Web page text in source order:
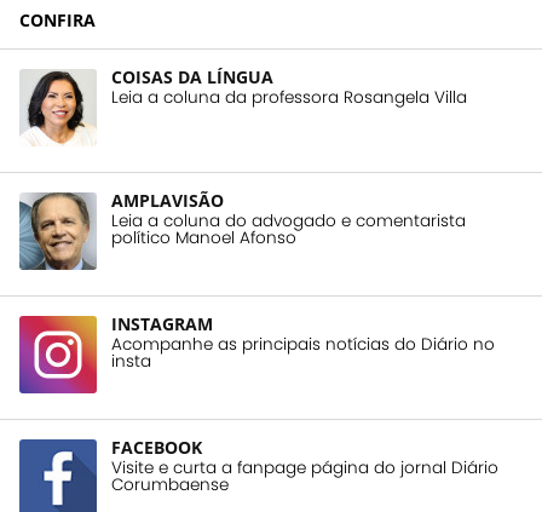
CONFIRA
COISAS DA LÍNGUA
Leia a coluna da professora Rosangela Villa
AMPLAVISÃO
Leia a coluna do advogado e comentarista
político Manoel Afonso
INSTAGRAM
Acompanhe as principais notícias do Diário no
insta
FACEBOOK
Visite e curta a fanpage página do jornal Diário
Corumbaense